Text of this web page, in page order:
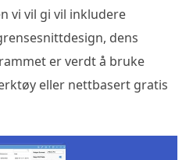
vi vil gi vil inkludere
dens
er verdt å bruke
eller nettbasert gratis